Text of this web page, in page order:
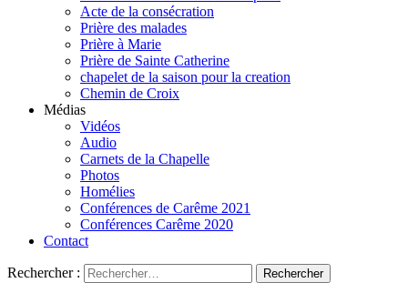
Acte de la consécration
Prière des malades
Prière à Marie
Prière de Sainte Catherine
chapelet de la saison pour la creation
Chemin de Croix
Médias
Vidéos
Audio
Carnets de la Chapelle
Photos
Homélies
Conférences de Carême 2021
Conférences Carême 2020
Contact
Rechercher :